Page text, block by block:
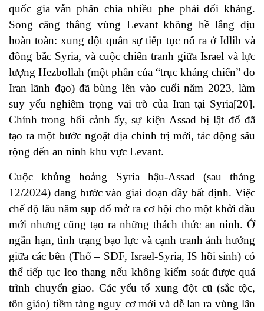
quốc gia vẫn phân chia nhiều phe phái đối kháng.
Song căng thẳng vùng Levant không hề lắng dịu
hoàn toàn: xung đột quân sự tiếp tục nổ ra ở Idlib và
đông bắc Syria, và cuộc chiến tranh giữa Israel và lực
lượng Hezbollah (một phần của “trục kháng chiến” do
Iran lãnh đạo) đã bùng lên vào cuối năm 2023, làm
suy yếu nghiêm trọng vai trò của Iran tại Syria[20].
Chính trong bối cảnh ấy, sự kiện Assad bị lật đổ đã
tạo ra một bước ngoặt địa chính trị mới, tác động sâu
rộng đến an ninh khu vực Levant.
Cuộc khủng hoảng Syria hậu-Assad (sau tháng
12/2024) đang bước vào giai đoạn đầy bất định. Việc
chế độ lâu năm sụp đổ mở ra cơ hội cho một khởi đầu
mới nhưng cũng tạo ra những thách thức an ninh. Ở
ngắn hạn, tình trạng bạo lực và cạnh tranh ảnh hưởng
giữa các bên (Thổ – SDF, Israel-Syria, IS hồi sinh) có
thể tiếp tục leo thang nếu không kiểm soát được quá
trình chuyển giao. Các yếu tố xung đột cũ (sắc tộc,
tôn giáo) tiềm tàng nguy cơ mới và dễ lan ra vùng lân